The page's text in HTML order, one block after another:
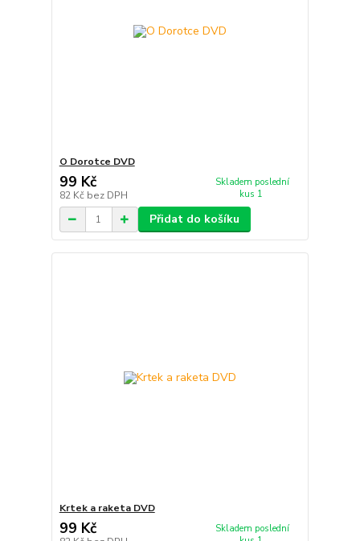
O Dorotce DVD
99 Kč
82 Kč bez DPH
Skladem poslední
kus 1
Přidat do košíku
Krtek a raketa DVD
99 Kč
Skladem poslední